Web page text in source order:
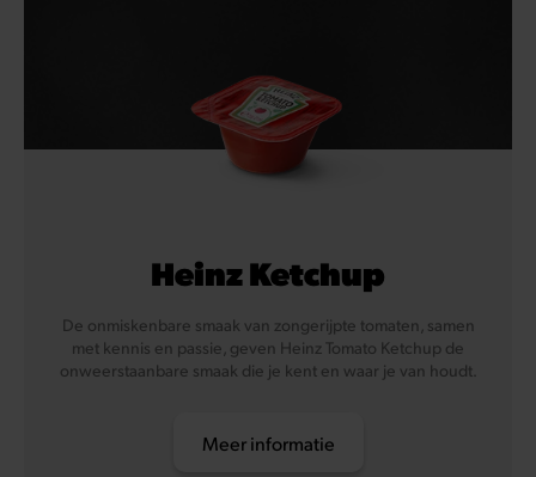
Heinz Ketchup
De onmiskenbare smaak van zongerijpte tomaten, samen
met kennis en passie, geven Heinz Tomato Ketchup de
onweerstaanbare smaak die je kent en waar je van houdt.
Meer informatie